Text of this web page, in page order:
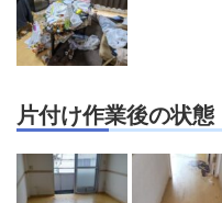
片付け作業後の状態